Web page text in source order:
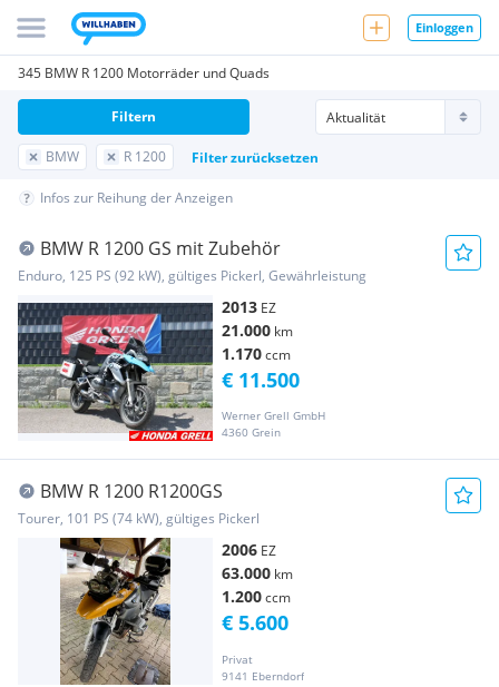
Einloggen
345 BMW R 1200 Motorräder und Quads
BMW R 1200 Filter zurücksetzen
Filtern
Infos zur Reihung der Anzeigen
BMW R 1200 GS mit Zubehör
Enduro, 125 PS (92 kW), gültiges Pickerl, Gewährleistung
2013 EZ
21.000 km
1.170ccm
Werner Grell GmbH
4360 Grein
€ 11.500
BMW R 1200 R1200GS
Tourer, 101 PS (74 kW), gültiges Pickerl
2006 EZ
63.000 km
1.200ccm
Privat
9141 Eberndorf
€ 5.600